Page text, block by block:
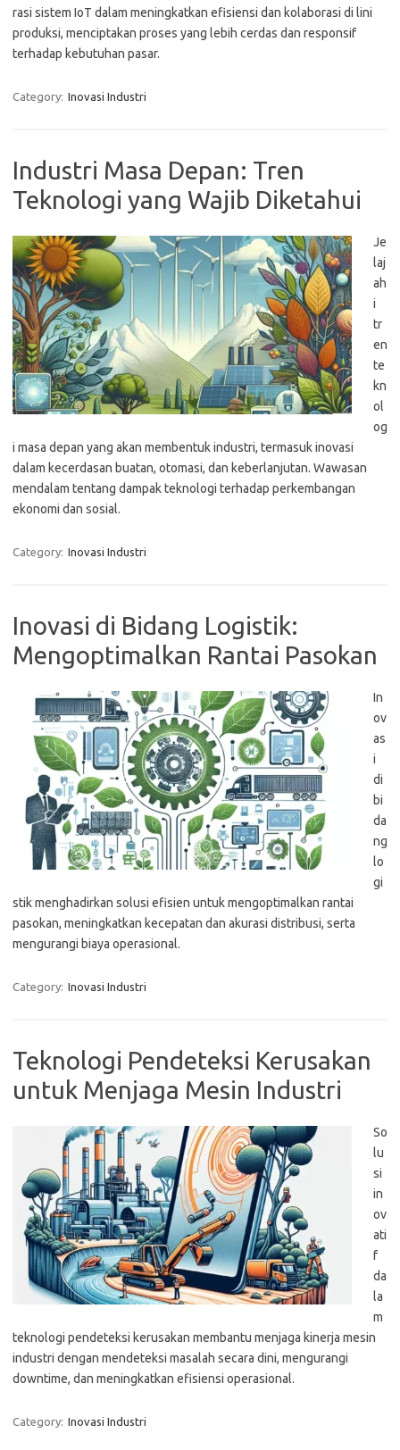
rasi sistem IoT dalam meningkatkan efisiensi dan kolaborasi di lini
produksi, menciptakan proses yang lebih cerdas dan responsif
terhadap kebutuhan pasar.
Category: Inovasi Industri
Industri Masa Depan: Tren
Teknologi yang Wajib Diketahui
Je
laj
ah
i
tr
en
te
kn
ol
og
i masa depan yang akan membentuk industri, termasuk inovasi
dalam kecerdasan buatan, otomasi, dan keberlanjutan. Wawasan
mendalam tentang dampak teknologi terhadap perkembangan
ekonomi dan sosial.
Category: Inovasi Industri
Inovasi di Bidang Logistik:
Mengoptimalkan Rantai Pasokan
In
ov
as
i
di
bi
da
ng
lo
gi
stik menghadirkan solusi efisien untuk mengoptimalkan rantai
pasokan, meningkatkan kecepatan dan akurasi distribusi, serta
mengurangi biaya operasional.
Category: Inovasi Industri
Teknologi Pendeteksi Kerusakan
untuk Menjaga Mesin Industri
So
lu
si
in
ov
ati
f
da
la
m
teknologi pendeteksi kerusakan membantu menjaga kinerja mesin
industri dengan mendeteksi masalah secara dini, mengurangi
downtime, dan meningkatkan efisiensi operasional.
Category: Inovasi Industri